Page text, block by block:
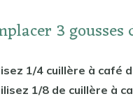
3 gousses
1/4 cuillère à café
1/8 de cuillère à